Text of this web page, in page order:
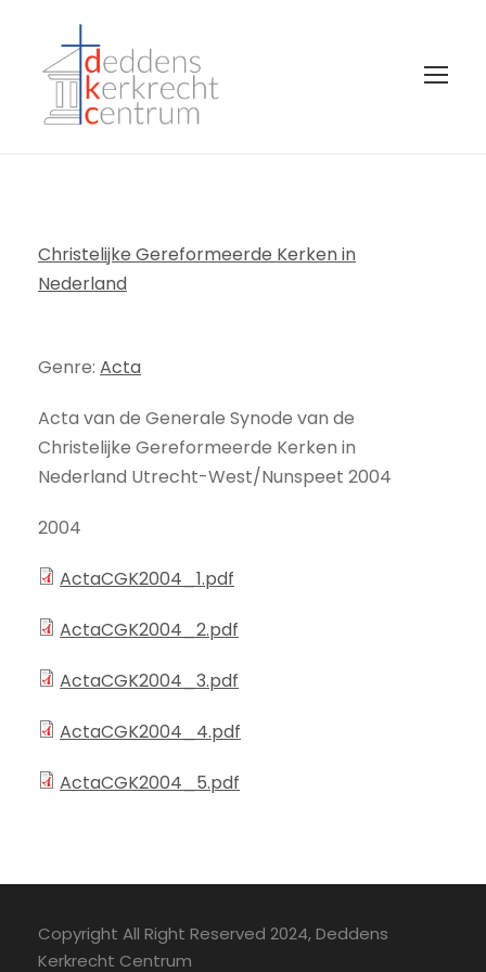
Christelijke Gereformeerde Kerken in
Nederland
Genre: Acta
Acta van de Generale Synode van de
Christelijke Gereformeerde Kerken in
Nederland Utrecht-West/Nunspeet 2004
2004
ActaCGK2004_1.pdf
ActaCGK2004_2.pdf
ActaCGK2004_3.pdf
ActaCGK2004_4.pdf
ActaCGK2004_5.pdf
Copyright All Right Reserved 2024, Deddens
Kerkrecht Centrum